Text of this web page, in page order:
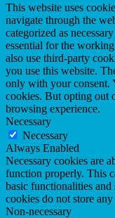
This website uses
navigate through the
categorized as
essential for the
also use third-party
you use this website.
only with your consent.
cookies. But opting out
browsing experience.
Necessary
Necessary
Always Enabled
Necessary cookies are
function properly. This
basic functionalities and
cookies do not store
Non-necessary